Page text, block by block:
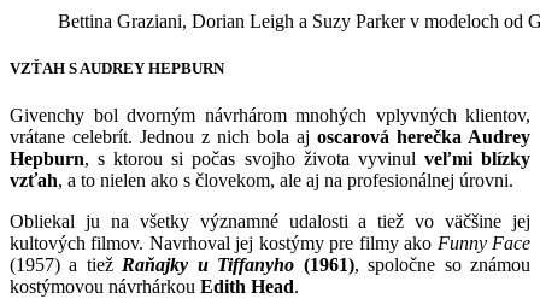
Bettina Graziani, Dorian Leigh a Suzy Parker v modeloch od
VZŤAH S AUDREY HEPBURN
Givenchy bol dvorným návrhárom mnohých vplyvných klientov,
vrátane celebrít. Jednou z nich bola aj oscarová herečka Audrey
Hepburn, s ktorou si počas svojho života vyvinul veľmi blízky
vzťah, a to nielen ako s človekom, ale aj na profesionálnej úrovni.
Obliekal ju na všetky významné udalosti a tiež vo väčšine jej
kultových filmov. Navrhoval jej kostýmy pre filmy ako Funny Face
(1957) a tiež Raňajky u Tiffanyho (1961), spoločne so známou
kostýmovou návrhárkou Edith Head.